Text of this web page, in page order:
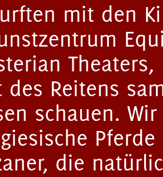
mit den
des Reitens
schauen.
die